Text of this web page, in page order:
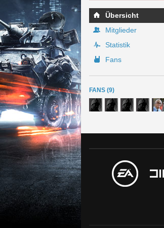
Übersicht
Mitglieder
Statistik
Fans
FANS (9)